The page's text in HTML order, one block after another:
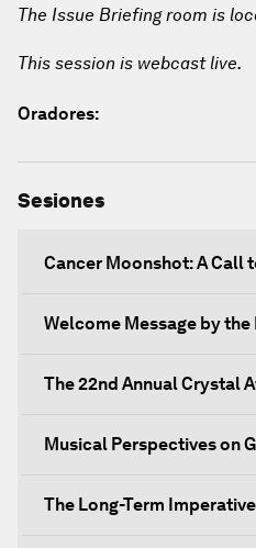
The Issue Briefing room is
This session is webcast live.
Oradores:
Sesiones
Cancer Moonshot: A Call
Welcome Message by
The 22nd Annual Crystal
Musical Perspectives on
The Long-Term Imperative